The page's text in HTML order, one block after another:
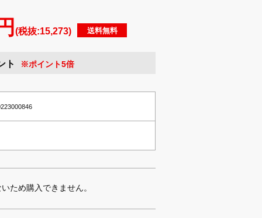
(税抜:15,273) 送料無料
ト ※ポイント5倍
ため購入できません。